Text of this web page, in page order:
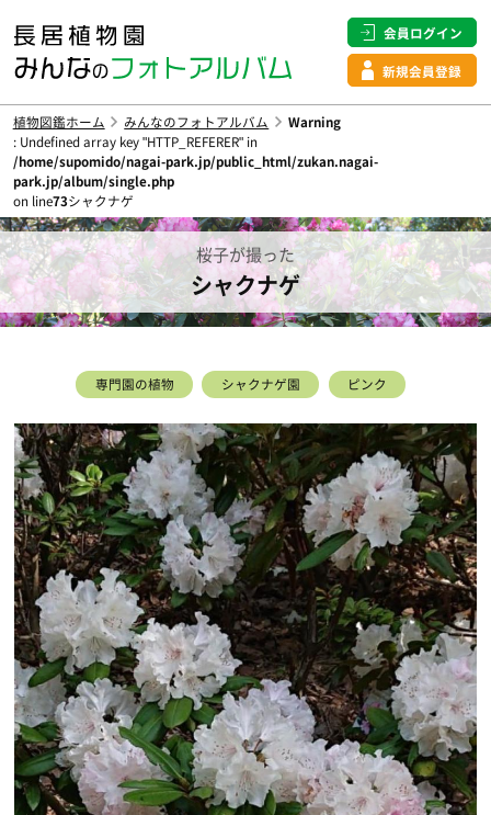
会員ログイン
新規会員登録
植物図鑑ホーム みんなのフォトアルバム
Warning
: Undefined array key "HTTP_REFERER" in
/home/supomido/nagai-park.jp/public_html/zukan.nagai-
park.jp/album/single.php
on line73シャクナゲ
桜子が撮った
シャクナゲ
専門園の植物 シャクナゲ園 ピンク